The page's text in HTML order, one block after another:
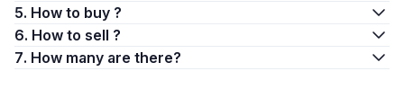
5. How to buy ?
6. How to sell ?
7. How many are there?